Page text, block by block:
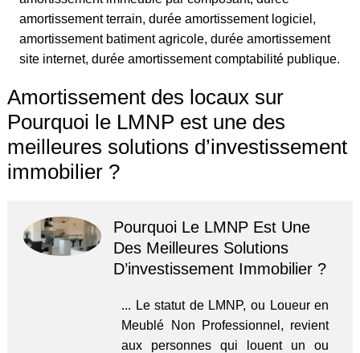
amortissement terrain, durée amortissement logiciel,
amortissement batiment agricole, durée amortissement
site internet, durée amortissement comptabilité publique.
Amortissement des locaux sur
Pourquoi le LMNP est une des
meilleures solutions d’investissement
immobilier ?
Pourquoi Le LMNP Est Une
Des Meilleures Solutions
D’investissement Immobilier ?
... Le statut de LMNP, ou Loueur en
Meublé Non Professionnel, revient
aux personnes qui louent un ou